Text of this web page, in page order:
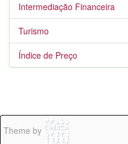
Intermediação Financeira
Turismo
Índice de Preço
Theme by